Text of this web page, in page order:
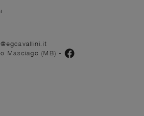
Masciago (MB) -